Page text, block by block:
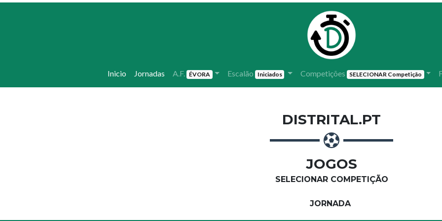
Inicio Jornadas A.F. ÉVORA Escalão Iniciados Competições SELECIONAR Competição
DISTRITAL.PT
JOGOS
SELECIONAR COMPETIÇÃO
JORNADA